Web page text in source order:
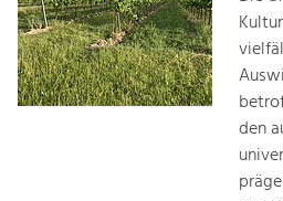
Social Affairs,
& Identity
Equality, Youth and Integration.
Climate Change, Public Transport
den